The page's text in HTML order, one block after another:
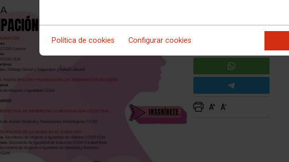
Política de cookies Configurar cookies